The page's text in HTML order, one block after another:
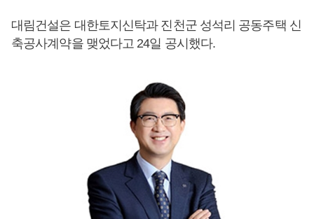
대림건설은 대한토지신탁과 진천군 성석리 공동주택 신
축공사계약을 맺었다고 24일 공시했다.